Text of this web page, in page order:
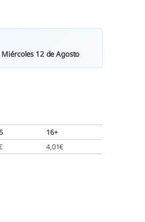
Miércoles 12 de Agosto
16+
4,01€